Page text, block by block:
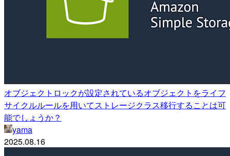
オブジェクトロックが設定されているオブジェクトをライフ
サイクルルールを用いてストレージクラス移行することは可
能でしょうか？
yama
2025.08.16